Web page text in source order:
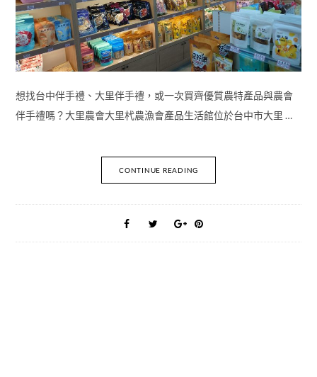
想找台中伴手禮、大里伴手禮，或一次買齊優質農特產品與農會
伴手禮嗎？大里農會大里杙農漁會產品生活館位於台中市大里 …
CONTINUE READING